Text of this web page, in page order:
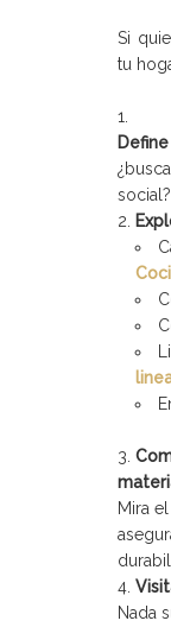
Si
tu
Mira
Nada